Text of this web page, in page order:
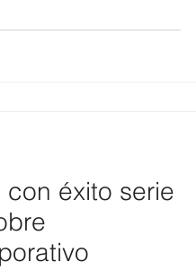
con éxito serie